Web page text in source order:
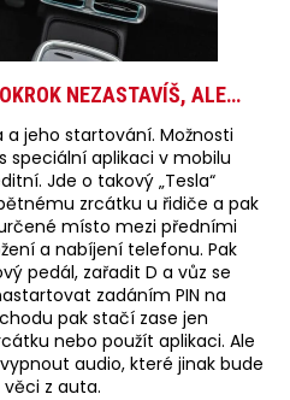
NEZASTAVÍŠ, ALE…
jeho startování. Možnosti
speciální aplikaci v mobilu
Jde o takový „Tesla“
zrcátku u řidiče a pak
místo mezi předními
a nabíjení telefonu. Pak
pedál, zařadit D a vůz se
zadáním PIN na
pak stačí zase jen
nebo použít aplikaci. Ale
audio, které jinak bude
z auta.